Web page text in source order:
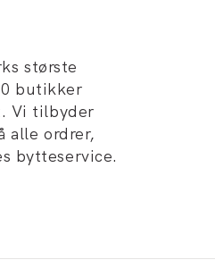
største
butikker
Vi tilbyder
alle ordrer,
bytteservice.